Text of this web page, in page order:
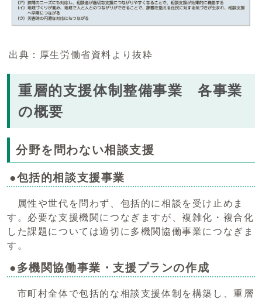
出典：厚生労働省資料より抜粋
重層的支援体制整備事業 各事業
の概要
分野を問わない相談支援
●包括的相談支援事業
属性や世代を問わず、包括的に相談を受け止めま
す。必要な支援機関につなぎますが、複雑化・複合化
した課題については適切に多機関協働事業につなぎま
す。
●多機関協働事業・支援プランの作成
市町村全体で包括的な相談支援体制を構築し、重層